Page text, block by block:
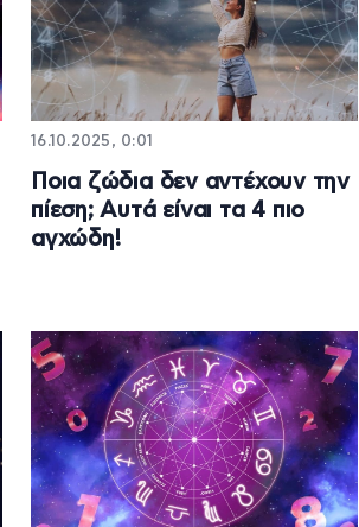
16.10.2025, 0:01
Ποια ζώδια δεν αντέχουν την
πίεση; Αυτά είναι τα 4 πιο
αγχώδη!